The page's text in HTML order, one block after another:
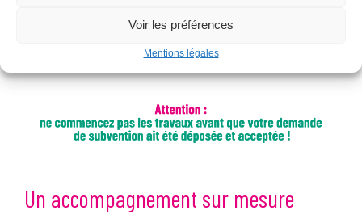
Voir les préférences
Mentions légales
Un accompagnement sur mesure